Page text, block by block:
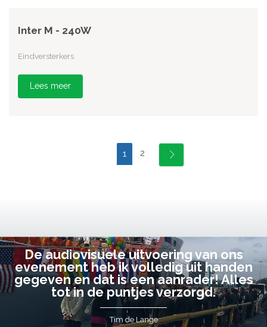
Inter M - 240W
Eindversterkers
Lees meer
1 2
De audiovisuele uitvoering van ons
evenement heb ik volledig uit handen
gegeven en dat is een aanrader! Alles
tot in de puntjes verzorgd.
Tim de Lange